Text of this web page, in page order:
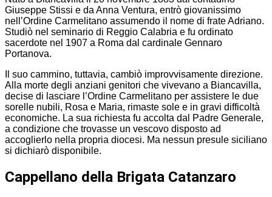
Giuseppe Stissi e da Anna Ventura, entrò giovanissimo
nell’Ordine Carmelitano assumendo il nome di frate Adriano.
Studiò nel seminario di Reggio Calabria e fu ordinato
sacerdote nel 1907 a Roma dal cardinale Gennaro
Portanova.
Il suo cammino, tuttavia, cambiò improvvisamente direzione.
Alla morte degli anziani genitori che vivevano a Biancavilla,
decise di lasciare l’Ordine Carmelitano per assistere le due
sorelle nubili, Rosa e Maria, rimaste sole e in gravi difficoltà
economiche. La sua richiesta fu accolta dal Padre Generale,
a condizione che trovasse un vescovo disposto ad
accoglierlo nella propria diocesi. Ma nessun presule siciliano
si dichiarò disponibile.
Cappellano della Brigata Catanzaro